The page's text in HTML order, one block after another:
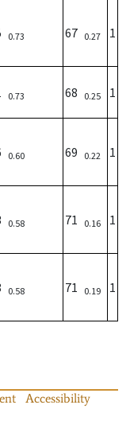
0.73 67 0.27 1
0.73 68 0.25 1
0.60 69 0.22 1
0.58 71 0.16 1
0.58 71 0.19 1
Accessibility